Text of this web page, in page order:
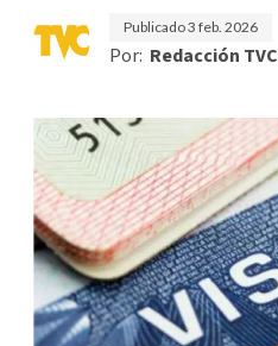
Publicado3 feb. 2026
Por: Redacción TVC